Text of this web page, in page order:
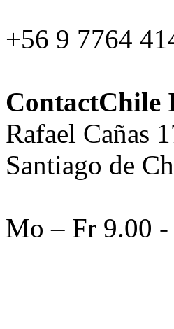
+56 9 7764
ContactChile
Rafael Cañas
Santiago de
Mo – Fr 9.00